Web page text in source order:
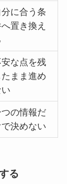
分に合う条
置き換え
な点を残
たまま進め
の情報だ
で決めない
る